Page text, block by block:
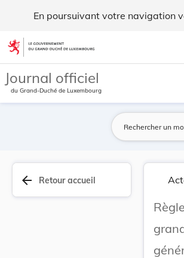
En poursuivant votre navigation
Aller au contenu
Journal officiel
du Grand-Duché de Luxembourg
arrow_back Retour accueil